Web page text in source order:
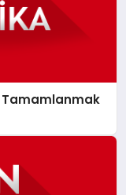
Tamamlanmak